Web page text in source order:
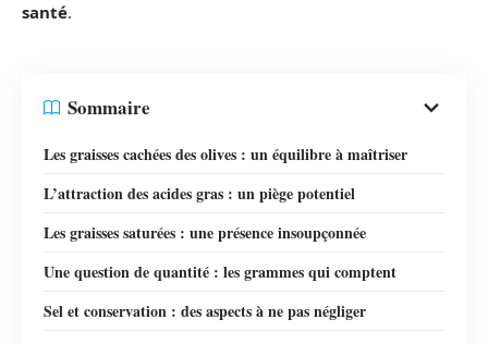
santé.
Sommaire
Les graisses cachées des olives : un équilibre à maîtriser
L’attraction des acides gras : un piège potentiel
Les graisses saturées : une présence insoupçonnée
Une question de quantité : les grammes qui comptent
Sel et conservation : des aspects à ne pas négliger